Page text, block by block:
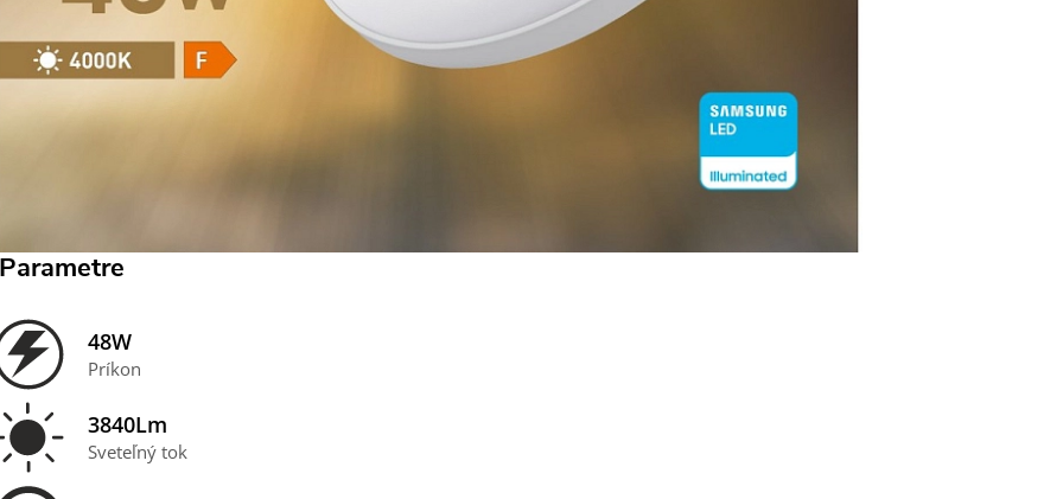
Parametre
48W
Príkon
3840Lm
Sveteľný tok